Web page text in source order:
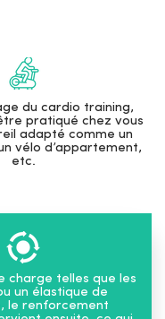
du cardio training,
pratiqué chez vous
adapté comme un
vélo d’appartement,
etc.
charge telles que les
un élastique de
le renforcement